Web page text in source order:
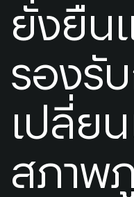
ยั่งยืน
รองรั
เปลี่ย
สภาพ